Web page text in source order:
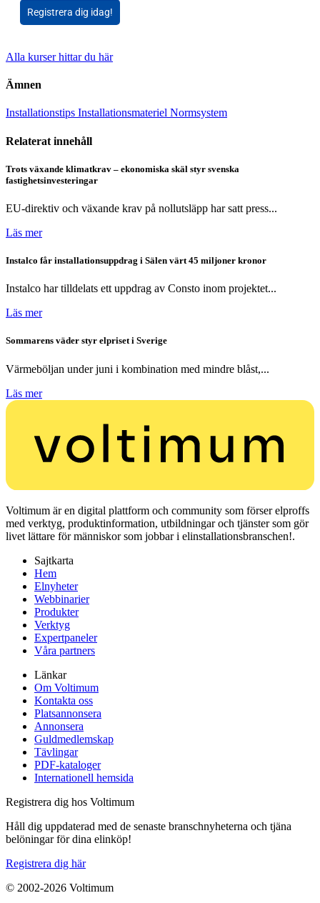
Registrera dig idag!
Alla kurser hittar du här
Ämnen
Installationstips Installationsmateriel Normsystem
Relaterat innehåll
Trots växande klimatkrav – ekonomiska skäl styr svenska
fastighetsinvesteringar
EU-direktiv och växande krav på nollutsläpp har satt press...
Läs mer
Instalco får installationsuppdrag i Sälen värt 45 miljoner kronor
Instalco har tilldelats ett uppdrag av Consto inom projektet...
Läs mer
Sommarens väder styr elpriset i Sverige
Värmeböljan under juni i kombination med mindre blåst,...
Läs mer
Voltimum är en digital plattform och community som förser elproffs
med verktyg, produktinformation, utbildningar och tjänster som gör
livet lättare för människor som jobbar i elinstallationsbranschen!.
Sajtkarta
Hem
Elnyheter
Webbinarier
Produkter
Verktyg
Expertpaneler
Våra partners
Länkar
Om Voltimum
Kontakta oss
Platsannonsera
Annonsera
Guldmedlemskap
Tävlingar
PDF-kataloger
Internationell hemsida
Registrera dig hos Voltimum
Håll dig uppdaterad med de senaste branschnyheterna och tjäna
belöningar för dina elinköp!
Registrera dig här
© 2002-2026 Voltimum